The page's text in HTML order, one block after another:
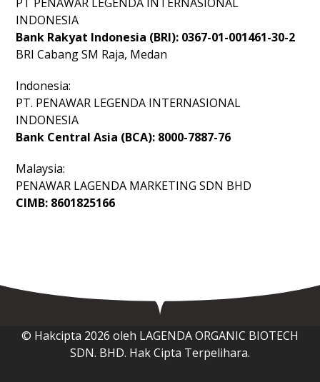
INDONESIA
Bank Rakyat Indonesia (BRI): 0367-01-001461-30-2
BRI Cabang SM Raja, Medan
Indonesia:
PT. PENAWAR LEGENDA INTERNASIONAL
INDONESIA
Bank Central Asia (BCA): 8000-7887-76
Malaysia:
PENAWAR LAGENDA MARKETING SDN BHD
CIMB: 8601825166
© Hakcipta 2026 oleh LAGENDA ORGANIC BIOTECH
SDN. BHD. Hak Cipta Terpelihara.